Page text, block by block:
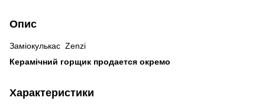
Опис
Заміокулькас Zenzi
Керамічний горщик продается окремо
Характеристики